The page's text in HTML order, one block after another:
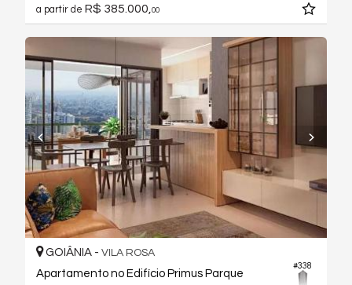
a partir de R$ 385.000, 00
#338
GOIÂNIA - VILA ROSA
Apartamento no Edifício Primus Parque